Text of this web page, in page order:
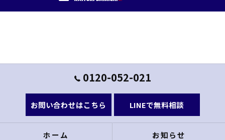
0120-052-021
お問い合わせはこちら LINEで無料相談
ホーム お知らせ